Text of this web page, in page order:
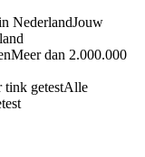
Jouw
Meer dan 2.000.000
Alle